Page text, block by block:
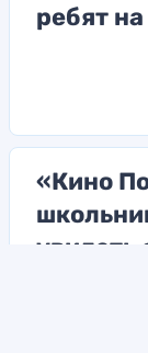
ребят
«Кино
увидеть